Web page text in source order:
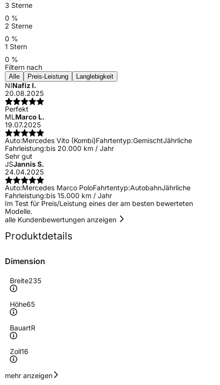
3 Sterne
0 %
2 Sterne
0 %
1 Stern
0 %
Filtern nach
Alle Preis-Leistung Langlebigkeit
NINafiz I.
20.08.2025
Perfekt
MLMarco L.
19.07.2025
Auto:Mercedes Vito (Kombi)Fahrtentyp:GemischtJährliche
Fahrleistung:bis 20.000 km / Jahr
Sehr gut
JSJannis S.
24.04.2025
Auto:Mercedes Marco PoloFahrtentyp:AutobahnJährliche
Fahrleistung:bis 15.000 km / Jahr
Im Test für Preis/Leistung eines der am besten bewerteten
Modelle.
alle Kundenbewertungen anzeigen
Produktdetails
Dimension
Breite235
Höhe65
BauartR
Zoll16
Geschwindigkeitsindex
mehr anzeigen